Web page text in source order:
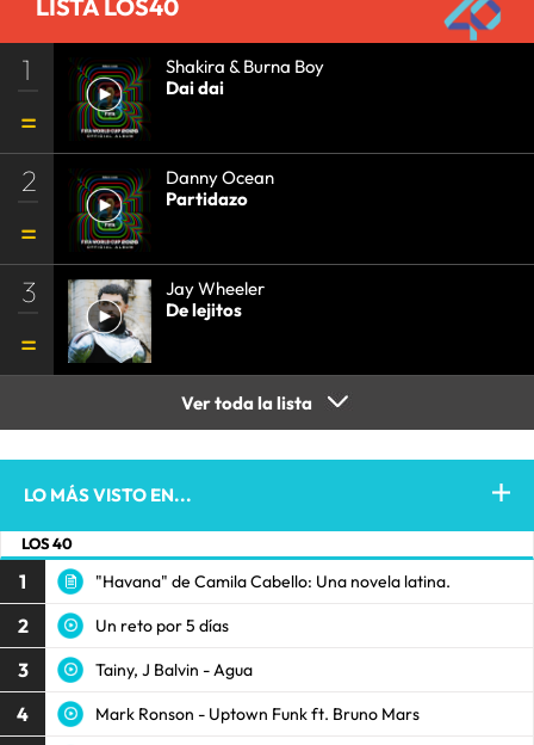
LISTA LOS40
1
Shakira & Burna Boy
Dai dai
2
Danny Ocean
Partidazo
3
Jay Wheeler
De lejitos
Ver toda la lista
LO MÁS VISTO EN...
LOS 40
1 "Havana" de Camila Cabello: Una novela latina.
2 Un reto por 5 días
3 Tainy, J Balvin - Agua
4 Mark Ronson - Uptown Funk ft. Bruno Mars